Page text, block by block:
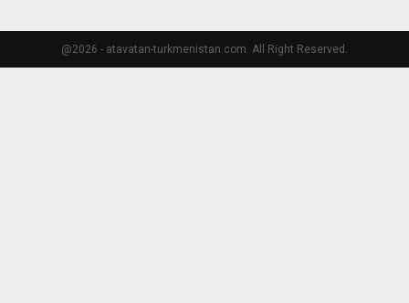
@2026 - atavatan-turkmenistan.com. All Right Reserved.